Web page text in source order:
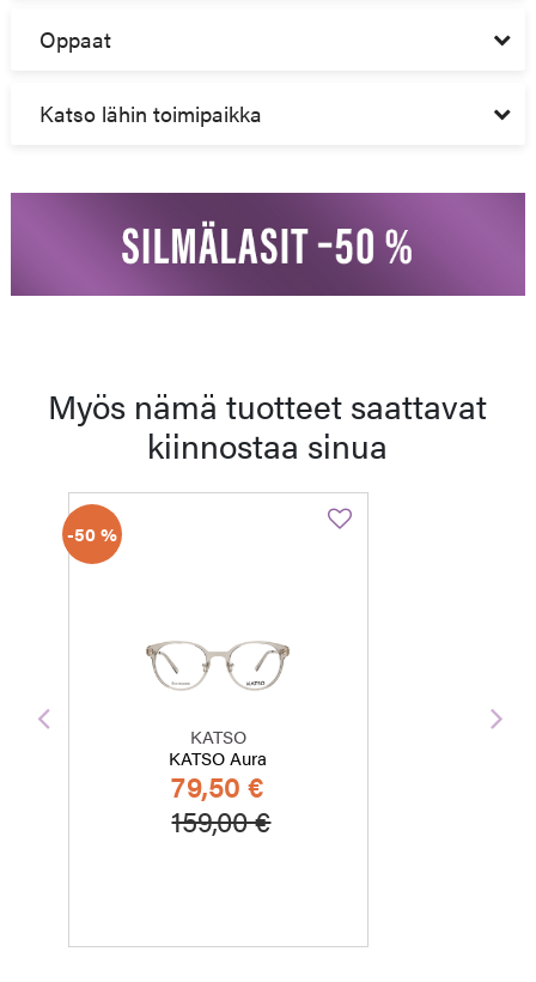
Oppaat
Katso lähin toimipaikka
Myös nämä tuotteet saattavat
kiinnostaa sinua
-50 %
KATSO
KATSO Aura
79,50 €
Hinta alennettu
159,00 €Alennettu hinta
Edellinen